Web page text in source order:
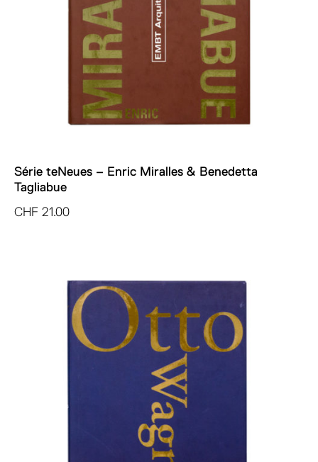
Série teNeues – Enric Miralles & Benedetta
Tagliabue
CHF 21.00